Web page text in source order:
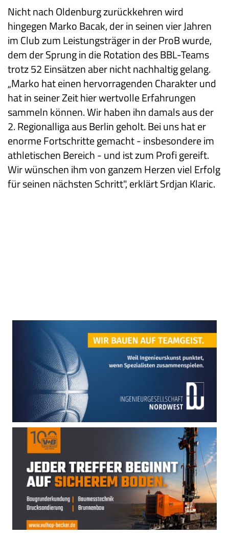
Nicht nach Oldenburg zurückkehren wird
hingegen Marko Bacak, der in seinen vier Jahren
im Club zum Leistungsträger in der ProB wurde,
dem der Sprung in die Rotation des BBL-Teams
trotz 52 Einsätzen aber nicht nachhaltig gelang.
„Marko hat einen hervorragenden Charakter und
hat in seiner Zeit hier wertvolle Erfahrungen
sammeln können. Wir haben ihn damals aus der
2. Regionalliga aus Berlin geholt. Bei uns hat er
enorme Fortschritte gemacht - insbesondere im
athletischen Bereich - und ist zum Profi gereift.
Wir wünschen ihm von ganzem Herzen viel Erfolg
für seinen nächsten Schritt", erklärt Srdjan Klaric.